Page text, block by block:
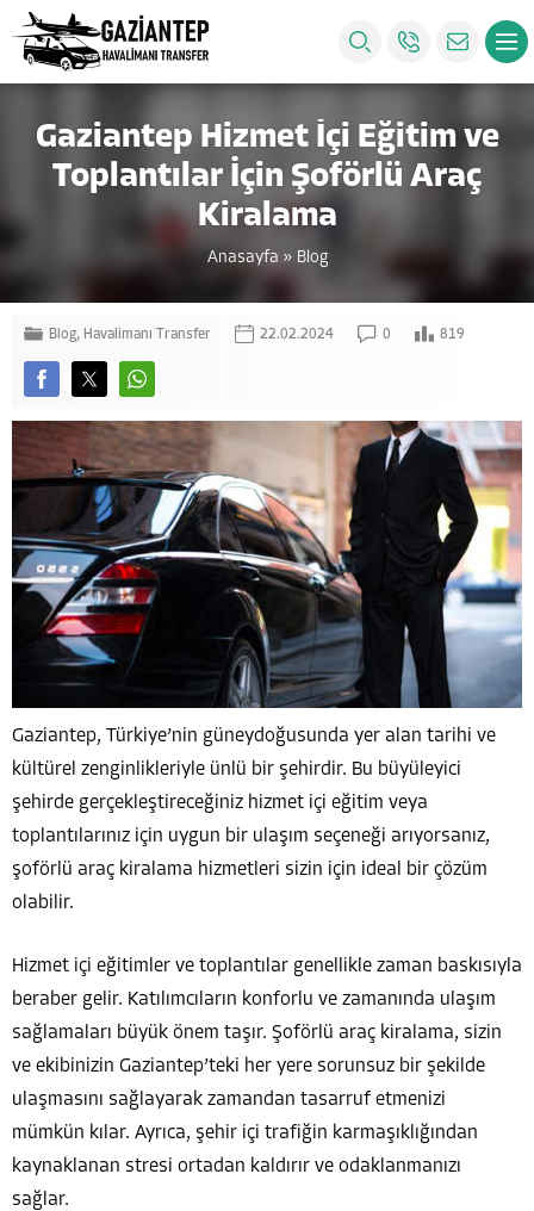
Gaziantep Hizmet İçi Eğitim ve
Toplantılar İçin Şoförlü Araç
Kiralama
Anasayfa » Blog
Blog, Havalimanı Transfer 22.02.2024 0 819
Gaziantep, Türkiye’nin güneydoğusunda yer alan tarihi ve
kültürel zenginlikleriyle ünlü bir şehirdir. Bu büyüleyici
şehirde gerçekleştireceğiniz hizmet içi eğitim veya
toplantılarınız için uygun bir ulaşım seçeneği arıyorsanız,
şoförlü araç kiralama hizmetleri sizin için ideal bir çözüm
olabilir.
Hizmet içi eğitimler ve toplantılar genellikle zaman baskısıyla
beraber gelir. Katılımcıların konforlu ve zamanında ulaşım
sağlamaları büyük önem taşır. Şoförlü araç kiralama, sizin
ve ekibinizin Gaziantep’teki her yere sorunsuz bir şekilde
ulaşmasını sağlayarak zamandan tasarruf etmenizi
mümkün kılar. Ayrıca, şehir içi trafiğin karmaşıklığından
kaynaklanan stresi ortadan kaldırır ve odaklanmanızı
sağlar.